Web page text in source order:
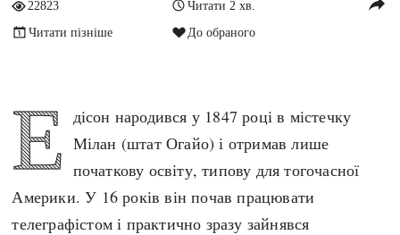
Битви і війни
Катастрофи
Людина і суспільство
Наука, освіта і техніка
Особистості
Подорожі і відкриття
Політика
Українська революція
Україна радянська
Хронологія
Високе Середньовіччя
22823
Читати 2 хв.
Читати пізніше
До обраного
Е дісон народився у 1847 році в містечку
Мілан (штат Огайо) і отримав лише
початкову освіту, типову для тогочасної
Америки. У 16 років він почав працювати
телеграфістом і практично зразу зайнявся